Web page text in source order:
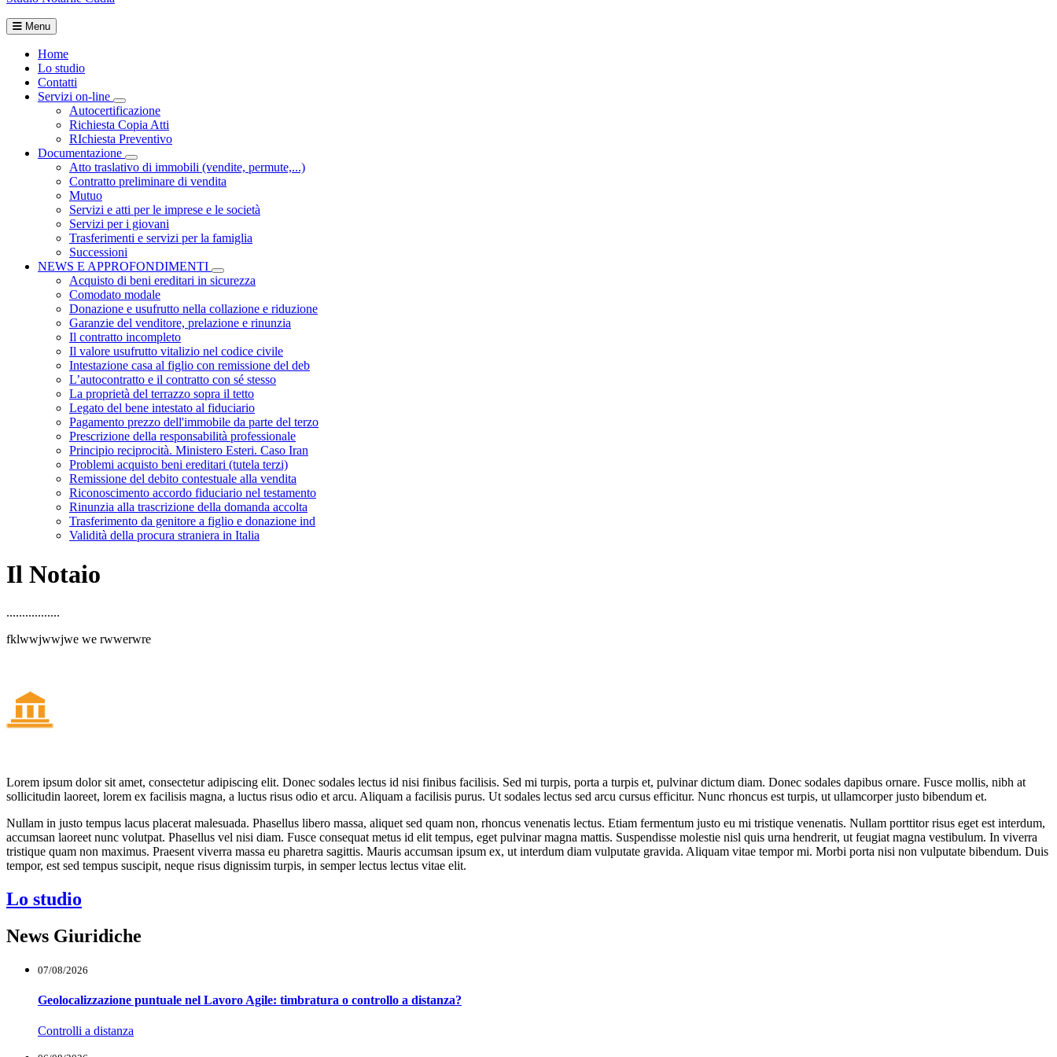
Menu
Home
Lo studio
Contatti
Servizi on-line
Visualizza menù di secondo livello
Autocertificazione
Richiesta Copia Atti
RIchiesta Preventivo
Documentazione
Visualizza menù di secondo livello
Atto traslativo di immobili (vendite, permute,...)
Contratto preliminare di vendita
Mutuo
Servizi e atti per le imprese e le società
Servizi per i giovani
Trasferimenti e servizi per la famiglia
Successioni
NEWS E APPROFONDIMENTI
Visualizza menù di secondo livello
Acquisto di beni ereditari in sicurezza
Comodato modale
Donazione e usufrutto nella collazione e riduzione
Garanzie del venditore, prelazione e rinunzia
Il contratto incompleto
Il valore usufrutto vitalizio nel codice civile
Intestazione casa al figlio con remissione del deb
L’autocontratto e il contratto con sé stesso
La proprietà del terrazzo sopra il tetto
Legato del bene intestato al fiduciario
Pagamento prezzo dell'immobile da parte del terzo
Prescrizione della responsabilità professionale
Principio reciprocità. Ministero Esteri. Caso Iran
Problemi acquisto beni ereditari (tutela terzi)
Remissione del debito contestuale alla vendita
Riconoscimento accordo fiduciario nel testamento
Rinunzia alla trascrizione della domanda accolta
Trasferimento da genitore a figlio e donazione ind
Validità della procura straniera in Italia
Il Notaio
.................
fklwwjwwjwe we rwwerwre
Lorem ipsum dolor sit amet, consectetur adipiscing elit. Donec sodales lectus id nisi finibus facilisis. Sed mi turpis, porta a turpis et, pulvinar dictum diam. Donec sodales dapibus ornare. Fusce mollis, nibh at
sollicitudin laoreet, lorem ex facilisis magna, a luctus risus odio et arcu. Aliquam a facilisis purus. Ut sodales lectus sed arcu cursus efficitur. Nunc rhoncus est turpis, ut ullamcorper justo bibendum et.
Nullam in justo tempus lacus placerat malesuada. Phasellus libero massa, aliquet sed quam non, rhoncus venenatis lectus. Etiam fermentum justo eu mi tristique venenatis. Nullam porttitor risus eget est interdum,
accumsan laoreet nunc volutpat. Phasellus vel nisi diam. Fusce consequat metus id elit tempus, eget pulvinar magna mattis. Suspendisse molestie nisl quis urna hendrerit, ut feugiat magna vestibulum. In viverra
tristique quam non maximus. Praesent viverra massa eu pharetra sagittis. Mauris accumsan ipsum ex, ut interdum diam vulputate gravida. Aliquam vitae tempor mi. Morbi porta nisi non vulputate bibendum. Duis
tempor, est sed tempus suscipit, neque risus dignissim turpis, in semper lectus lectus vitae elit.
Lo studio
News Giuridiche
07/08/2026
Geolocalizzazione puntuale nel Lavoro Agile: timbratura o controllo a distanza?
Controlli a distanza